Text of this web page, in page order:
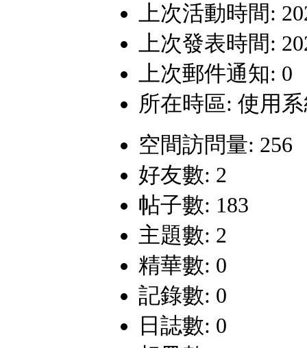
上次活動時間:
上次發表時間:
上次郵件通知: 0
所在時區: 使用
空間訪問量: 256
好友數: 2
帖子數: 183
主題數: 2
精華數: 0
記錄數: 0
日誌數: 0